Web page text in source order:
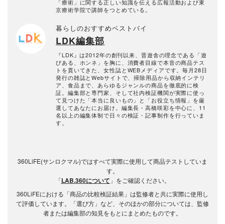
「療術」に関する正しい知識を伝える広報活動および東
京療術学院で講師をつとめている。
暮らしのおすすめベストバイ
LDK編集部
『LDK』は2012年の創刊以来、晋遊舎の理念である「遊
びある、ホンネ」を胸に、消費者目線で本音の商品テス
トを貫いてきた、女性誌とWEBメディアです。毎月28日
発行の雑誌とWebサイトで、掃除用品から収納インテリ
ア、食品まで、あらゆるジャンルの商品を徹底的に検
証。編集部と専門家、そして社内検証機関が実際に使っ
て見つけた「本当に良いもの」と「お役立ち情報」を厳
選してあなたにお届け。編集長・高橋咲彩を中心に、11
名以上の編集体制で日々の検証・記事制作を行っていま
す。
360LiFE(サンロクマル)ではすべて実際に使用して商品テストしていま
す。
「LAB.360について 」をご確認ください。
360LiFEにおける「商品の比較検証結果」は監修者と共に実際に使用し
て評価しています。「選び方」など、そのほかの部分については、監修
者または編集部の知見をもとにまとめたものです。